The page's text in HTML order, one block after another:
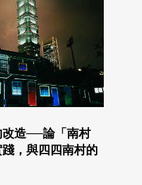
造──論「南村
，與四四南村的